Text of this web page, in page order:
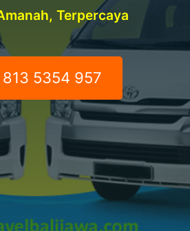
Terpercaya
5354 957